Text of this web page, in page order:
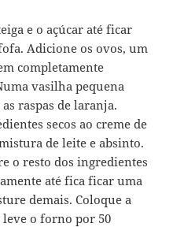
e o açúcar até ficar
Adicione os ovos, um
completamente
vasilha pequena
raspas de laranja.
secos ao creme de
de leite e absinto.
o resto dos ingredientes
até fica ficar uma
demais. Coloque a
leve o forno por 50